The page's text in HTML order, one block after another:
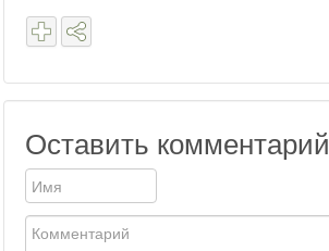
Оставить комментарий